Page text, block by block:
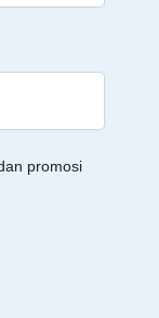
promosi